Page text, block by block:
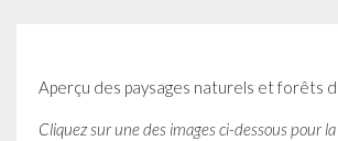
Aperçu des paysages naturels et forêts
Cliquez sur une des images ci-dessous pour